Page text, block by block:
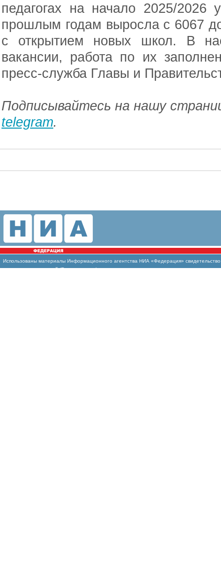
педагогах на начало 2025/2026
прошлым годам выросла с 6067
с открытием новых школ. В
вакансии, работа по их
пресс-служба Главы и
Подписывайтесь на нашу
telegram.
Использованы материалы Информационного агентства НИА «Федерация»
массовых коммуникаций (Роскомнадзор)